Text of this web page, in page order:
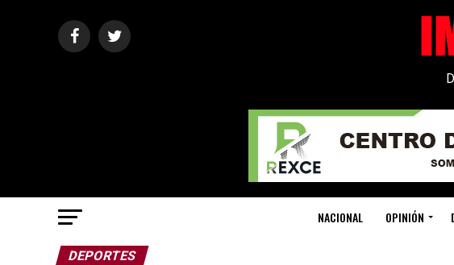
NACIONAL OPINIÓN
DEPORTES